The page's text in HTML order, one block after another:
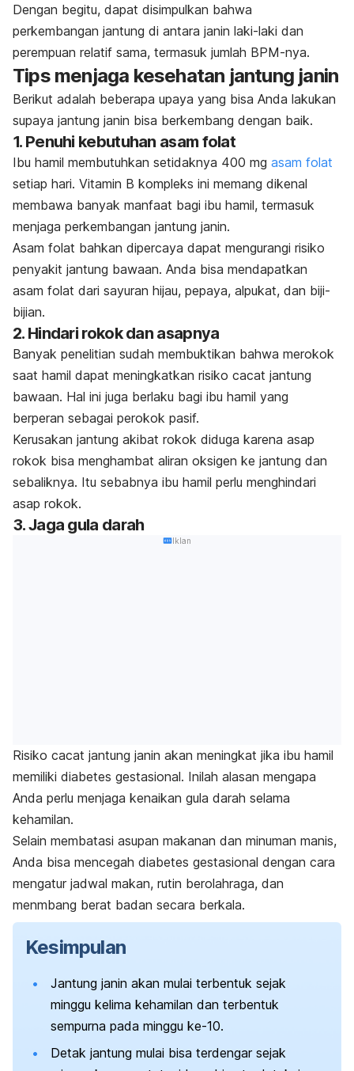
Dengan begitu, dapat disimpulkan bahwa
perkembangan jantung di antara janin laki-laki dan
perempuan relatif sama, termasuk jumlah BPM-nya.
Tips menjaga kesehatan jantung janin
Berikut adalah beberapa upaya yang bisa Anda lakukan
supaya jantung janin bisa berkembang dengan baik.
1. Penuhi kebutuhan asam folat
Ibu hamil membutuhkan setidaknya 400 mg asam folat
setiap hari. Vitamin B kompleks ini memang dikenal
membawa banyak manfaat bagi ibu hamil, termasuk
menjaga perkembangan jantung janin.
Asam folat bahkan dipercaya dapat mengurangi risiko
penyakit jantung bawaan. Anda bisa mendapatkan
asam folat dari sayuran hijau, pepaya, alpukat, dan biji-
bijian.
2. Hindari rokok dan asapnya
Banyak penelitian sudah membuktikan bahwa merokok
saat hamil dapat meningkatkan risiko cacat jantung
bawaan. Hal ini juga berlaku bagi ibu hamil yang
berperan sebagai perokok pasif.
Kerusakan jantung akibat rokok diduga karena asap
rokok bisa menghambat aliran oksigen ke jantung dan
sebaliknya. Itu sebabnya ibu hamil perlu menghindari
asap rokok.
3. Jaga gula darah
Iklan
Risiko cacat jantung janin akan meningkat jika ibu hamil
memiliki diabetes gestasional. Inilah alasan mengapa
Anda perlu menjaga kenaikan gula darah selama
kehamilan.
Selain membatasi asupan makanan dan minuman manis,
Anda bisa mencegah diabetes gestasional dengan cara
mengatur jadwal makan, rutin berolahraga, dan
menmbang berat badan secara berkala.
Kesimpulan
Jantung janin akan mulai terbentuk sejak
minggu kelima kehamilan dan terbentuk
sempurna pada minggu ke-10.
Detak jantung mulai bisa terdengar sejak